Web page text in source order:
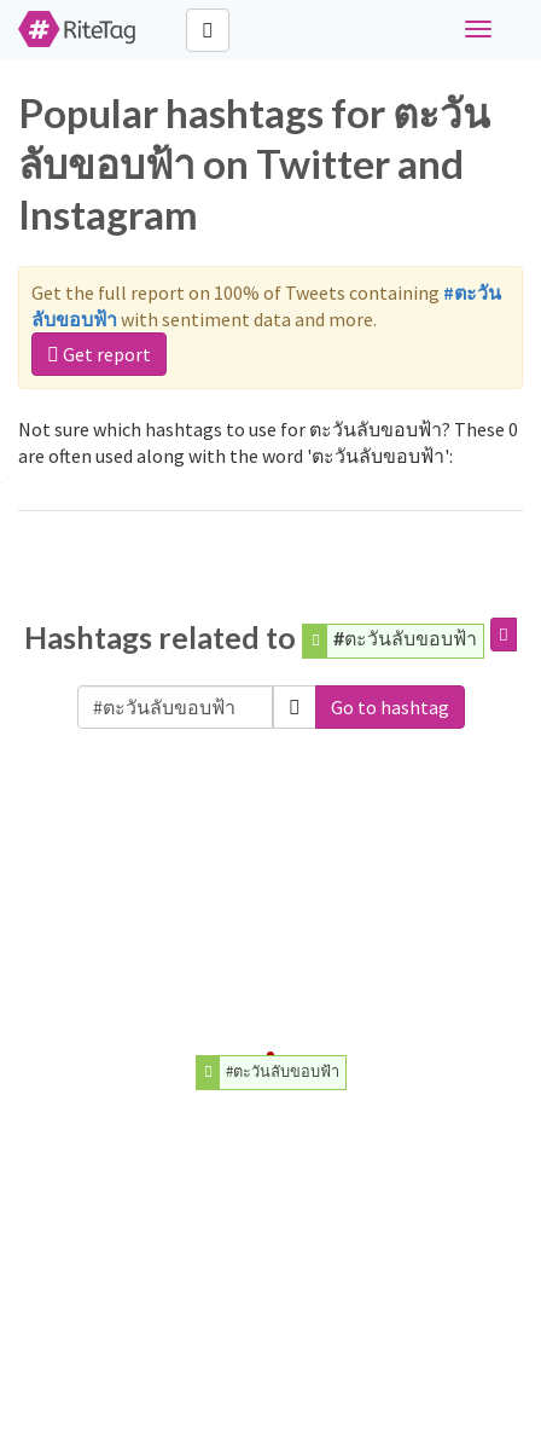
Toggle
Popular hashtags for ตะวัน
ลับขอบฟ้า on Twitter and
Instagram
Get the full report on 100% of Tweets containing #ตะวัน
ลับขอบฟ้าwith sentiment data and more.
Get report
Not sure which hashtags to use for ตะวันลับขอบฟ้า? These 0
are often used along with the word 'ตะวันลับขอบฟ้า':
Hashtags related to #ตะวันลับขอบฟ้า
Go to hashtag
#ตะวันลับขอบฟ้า